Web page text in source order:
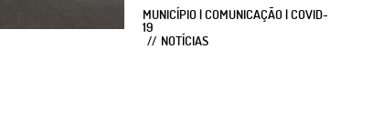
MUNICÍPIO | COMUNICAÇÃO | COVID-
19
NOTÍCIAS